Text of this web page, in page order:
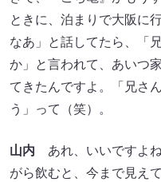
ときに、泊まりで大阪に
なあ」と話してたら、「
か」と言われて、あいつ
てきたんですよ。「兄さ
う」って（笑）。
山内 あれ、いいですよ
がら飲むと、今まで見え